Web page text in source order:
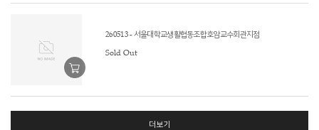
260513 - 서울대학교생활협동조합호암교수회관지점
Sold Out
더보기